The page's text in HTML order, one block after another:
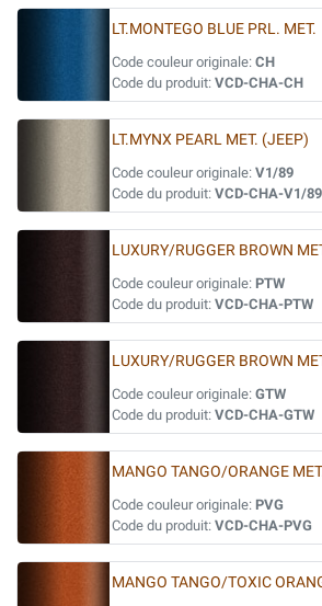
LT.MONTEGO BLUE PRL. MET.
Code couleur originale: CH
Code du produit: VCD-CHA-CH
LT.MYNX PEARL MET. (JEEP)
Code couleur originale: V1/89
Code du produit: VCD-CHA-V1/89
LUXURY/RUGGER BROWN
Code couleur originale: PTW
Code du produit: VCD-CHA-PTW
LUXURY/RUGGER BROWN
Code couleur originale: GTW
Code du produit: VCD-CHA-GTW
MANGO TANGO/ORANGE
Code couleur originale: PVG
Code du produit: VCD-CHA-PVG
MANGO TANGO/TOXIC